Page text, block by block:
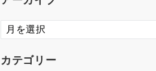
ア
ー
イ
カテゴリー